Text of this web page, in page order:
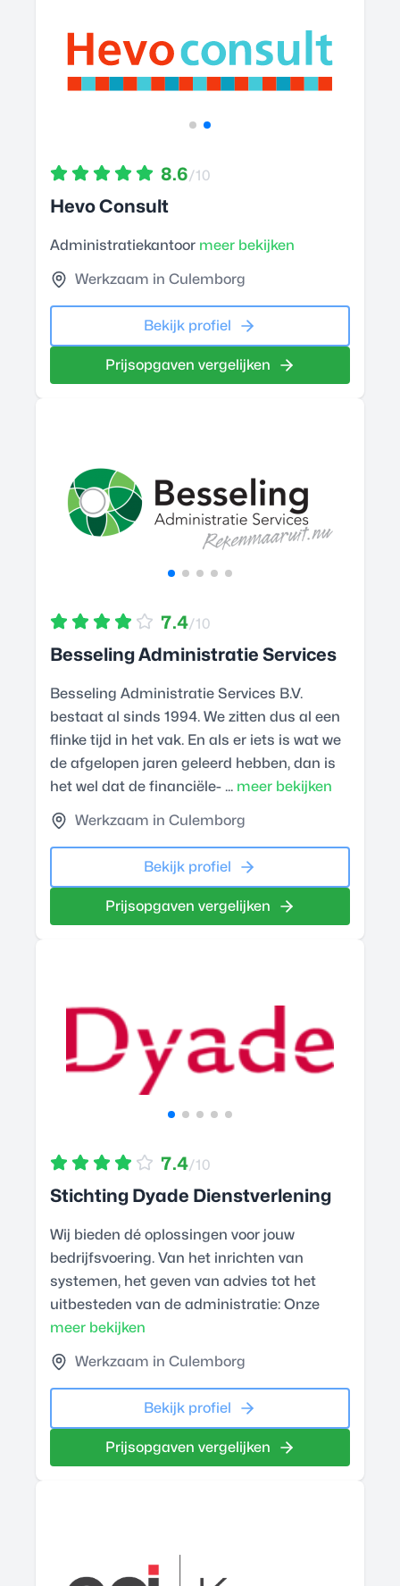
8.6/10
Hevo Consult
Administratiekantoor meer bekijken
Werkzaam in Culemborg
Bekijk profiel
Prijsopgaven vergelijken
7.4/10
Besseling Administratie Services
Besseling Administratie Services B.V.
bestaat al sinds 1994. We zitten dus al een
flinke tijd in het vak. En als er iets is wat we
de afgelopen jaren geleerd hebben, dan is
het wel dat de financiële- ... meer bekijken
Werkzaam in Culemborg
Bekijk profiel
Prijsopgaven vergelijken
7.4/10
Stichting Dyade Dienstverlening
Wij bieden dé oplossingen voor jouw
bedrijfsvoering. Van het inrichten van
systemen, het geven van advies tot het
uitbesteden van de administratie: Onze
meer bekijken
Werkzaam in Culemborg
Bekijk profiel
Prijsopgaven vergelijken